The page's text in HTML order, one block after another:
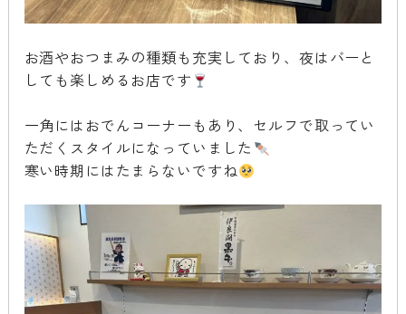
お酒やおつまみの種類も充実しており、夜はバーと
しても楽しめるお店です
一角にはおでんコーナーもあり、セルフで取ってい
ただくスタイルになっていました
寒い時期にはたまらないですね